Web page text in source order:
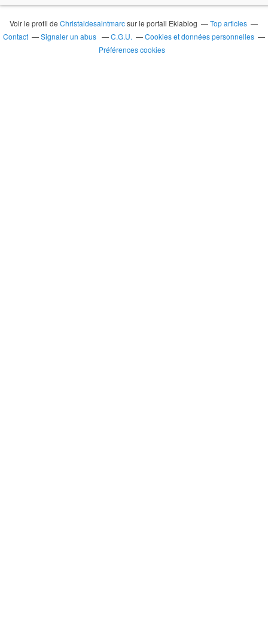
Voir le profil deChristaldesaintmarcsur le portail Eklablog
Top articles
Contact
Signaler un abus C.G.U.
Cookies et données personnelles
Préférences cookies